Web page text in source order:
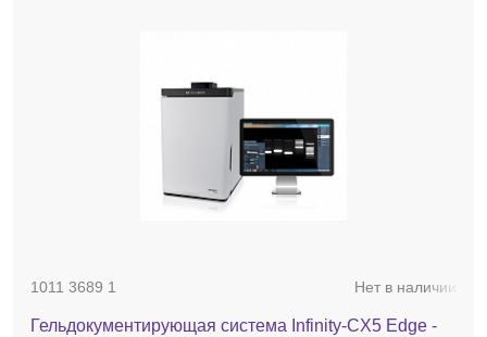
1011 3689 1 Нет в наличии
Гельдокументирующая система Infinity-CX5 Edge -